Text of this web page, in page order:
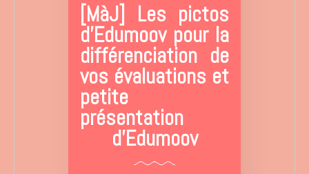
[MàJ] Les pictos
d'Edumoov pour la
différenciation de
vos évaluations et
petite
présentation
d'Edumoov